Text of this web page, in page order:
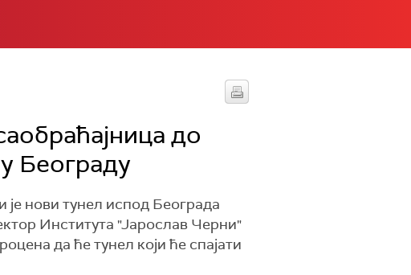
до
Београду
нови тунел испод Београда
Института "Јарослав Черни"
да ће тунел који ће спајати